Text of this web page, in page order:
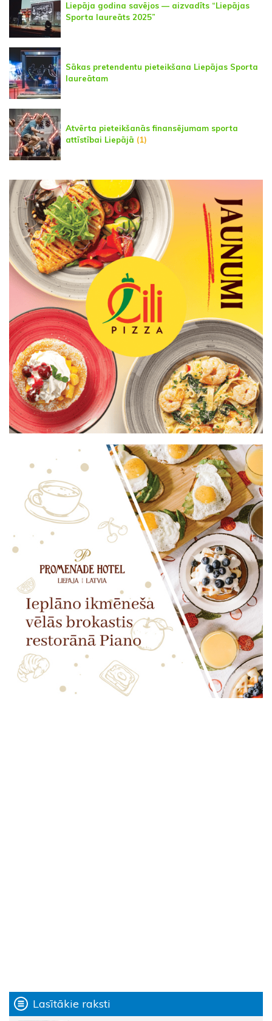
Liepāja godina savējos — aizvadīts “Liepājas
Sporta laureāts 2025”
Sākas pretendentu pieteikšana Liepājas Sporta
laureātam
Atvērta pieteikšanās finansējumam sporta
attīstībai Liepājā (1)
Lasītākie raksti